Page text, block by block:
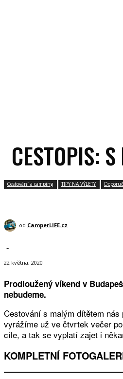
CESTOPIS:
Cestování a camping TIPY NA VÝLETY
od CamperLIFE.cz
-
22 května, 2020
Prodloužený víkend v
nebudeme.
Cestování s malým dítětem
vyrážíme už ve čtvrtek večer
cíle, a tak se vyplatí zajet i
KOMPLETNÍ